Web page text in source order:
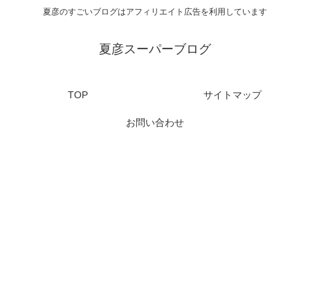
夏彦のすごいブログはアフィリエイト広告を利用しています
夏彦スーパーブログ
TOP サイトマップ
お問い合わせ